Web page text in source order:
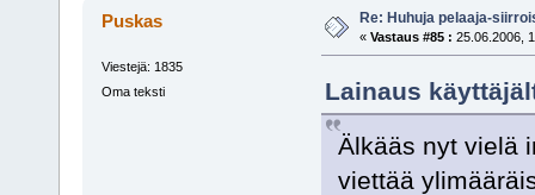
Puskas
Viestejä: 1835
Oma teksti
Re: Huhuja pelaaja-
« Vastaus #85 : 25.06.2006,
Lainaus
Älkääs nyt vielä
viettää